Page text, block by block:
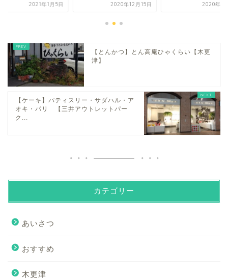
2021年1月5日 2020年12月15日 2020年11
【とんかつ】とん高庵ひゃくらい【木更
津】
【ケーキ】パティスリー・サダハル・ア
オキ・パリ 【三井アウトレットパー
ク...
カテゴリー
あいさつ
おすすめ
木更津